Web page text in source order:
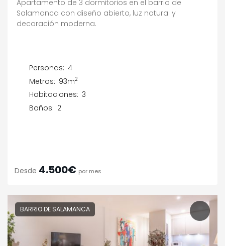
Apartamento de 3 dormitorios en el barrio de
Salamanca con diseño abierto, luz natural y
decoración moderna.
Personas: 4
Metros: 93m2
Habitaciones: 3
Baños: 2
Desde 4.500€ por mes
BARRIO DE SALAMANCA